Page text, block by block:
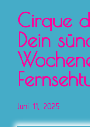
Cirque
Dein
Juni 11, 2025